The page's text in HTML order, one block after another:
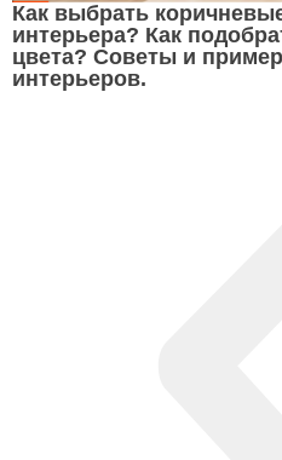
Как выбрать
интерьера? Как
цвета? Советы и
интерьеров.